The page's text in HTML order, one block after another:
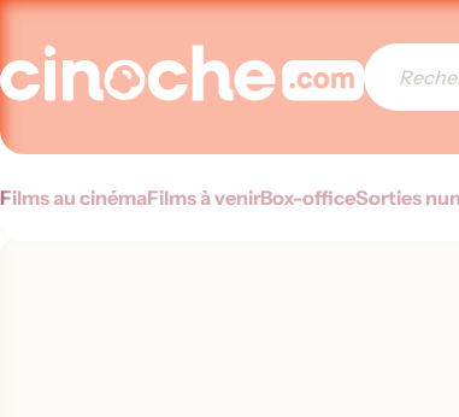
Films au cinémaFilms à venirBox-officeSorties